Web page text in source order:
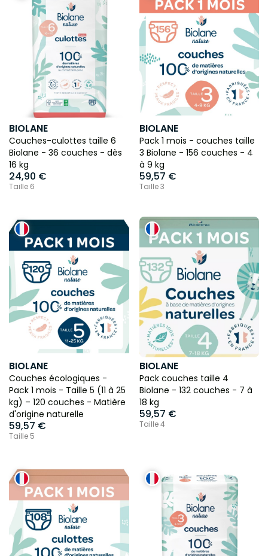
♻️ Une démarche engagée vers des produits plus
responsables
💛 Des essentiels du quotidien pensés pour la peau sensible
des tout-petits
BIOLANE
Couches-culottes taille 6
Biolane - 36 couches - dès
16 kg
24,90 €
Taille 6
BIOLANE
Pack 1 mois - couches taille
3 Biolane - 156 couches - 4
à 9 kg
59,57 €
Taille 3
BIOLANE
Couches écologiques -
Pack 1 mois - Taille 5 (11 à 25
kg) – 120 couches - Matière
d'origine naturelle
59,57 €
Taille 5
BIOLANE
Pack couches taille 4
Biolane - 132 couches - 7 à
18 kg
59,57 €
Taille 4